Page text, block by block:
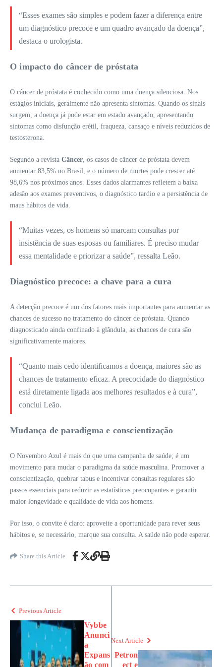
“Esses exames são simples e podem fazer a diferença entre
um diagnóstico precoce e um quadro avançado da doença”,
destaca o urologista.
O impacto do câncer de próstata
O câncer de próstata é conhecido como uma doença silenciosa. Nos
estágios iniciais, geralmente não apresenta sintomas. Quando os sinais
surgem, a doença já pode estar em estado avançado, apresentando
sintomas como disfunção erétil, fraqueza, cansaço e níveis reduzidos de
testosterona.
Segundo a revista Câncer, os casos de câncer de próstata devem
aumentar 83,5% no Brasil, e o número de mortes pode crescer até
98,6% nos próximos anos. Esses dados alarmantes refletem a baixa
adesão aos exames preventivos, o diagnóstico tardio e a persistência de
maus hábitos de vida.
“Muitas vezes, os homens só marcam consultas por
insistência de suas esposas ou familiares. É preciso mudar
essa mentalidade e priorizar a saúde”, ressalta Leão.
Diagnóstico precoce: a chave para a cura
A detecção precoce é um dos fatores mais importantes para aumentar as
chances de sucesso no tratamento do câncer de próstata. Quando
diagnosticado ainda confinado à glândula, as chances de cura são
significativamente maiores.
“Quanto mais cedo identificamos a doença, maiores são as
chances de tratamento eficaz. A precocidade do diagnóstico
está diretamente ligada aos melhores resultados e à cura”,
conclui Leão.
Mudança de paradigma e conscientização
O Novembro Azul é mais do que uma campanha de saúde; é um
movimento para mudar o paradigma da saúde masculina. Promover a
conscientização, quebrar tabus e incentivar consultas regulares são
passos essenciais para reduzir as estatísticas preocupantes e garantir
maior longevidade e qualidade de vida aos homens.
Por isso, o convite é claro: aproveite a oportunidade para rever seus
hábitos e, se necessário, marque sua consulta. A saúde não pode esperar.
Share this Article
Previous Article
Vybbe
Anunci
a
Expans
ão com
Next Article
Petron
ect e